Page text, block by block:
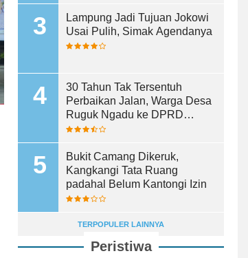
Lampung Jadi Tujuan Jokowi
Usai Pulih, Simak Agendanya
30 Tahun Tak Tersentuh
Perbaikan Jalan, Warga Desa
Ruguk Ngadu ke DPRD
Lampung Selatan
Bukit Camang Dikeruk,
Kangkangi Tata Ruang
padahal Belum Kantongi Izin
TERPOPULER LAINNYA
Peristiwa